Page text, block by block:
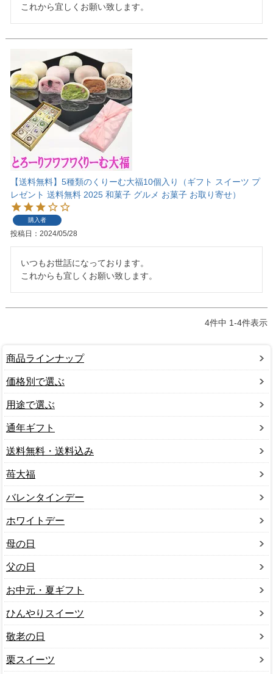
これから宜しくお願い致します。
【送料無料】5種類のくりーむ大福10個入り（ギフト スイーツ プ
レゼント 送料無料 2025 和菓子 グルメ お菓子 お取り寄せ）
購入者
投稿日 2024/05/28
いつもお世話になっております。
4件中 1-4件表示
商品ラインナップ
価格別で選ぶ
用途で選ぶ
通年ギフト
送料無料・送料込み
苺大福
バレンタインデー
ホワイトデー
母の日
父の日
お中元・夏ギフト
ひんやりスイーツ
敬老の日
栗スイーツ